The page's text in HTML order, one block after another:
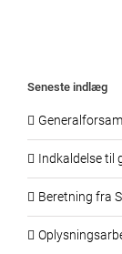
Seneste indlæg
Indkaldelse til
Beretning fra